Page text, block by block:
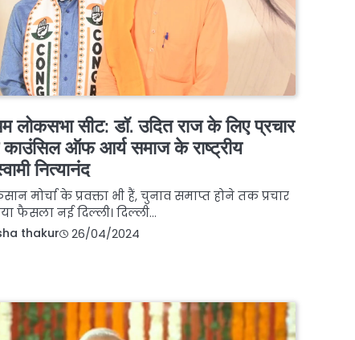
लोकसभा सीट: डॉ. उदित राज के लिए प्रचार
काउंसिल ऑफ आर्य समाज के राष्ट्रीय
नित्यानंद
मोर्चा के प्रवक्ता भी हैं, चुनाव समाप्त होने तक प्रचार
फैसला नई दिल्ली। दिल्ली…
thakur 26/04/2024